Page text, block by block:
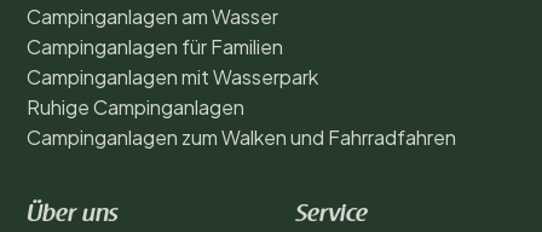
Campinganlagen am Wasser
Campinganlagen für Familien
Campinganlagen mit Wasserpark
Ruhige Campinganlagen
Campinganlagen zum Walken und Fahrradfahren
Über uns Service